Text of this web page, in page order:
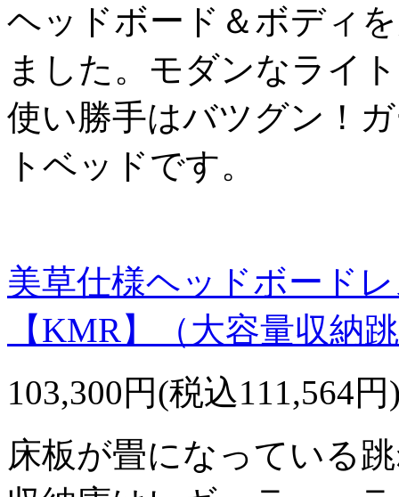
ヘッドボード＆ボディ
ました。モダンなライ
使い勝手はバツグン！
トベッドです。
美草仕様ヘッドボード
【KMR】（大容量収納
103,300円(税込111,564円
床板が畳になっている